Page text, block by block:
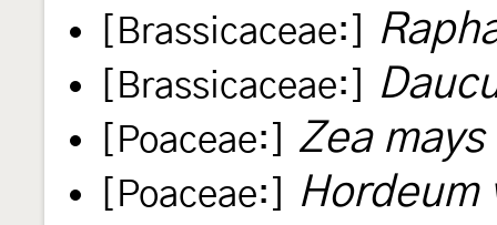
[Brassicaceae:]
[Brassicaceae:]
[Poaceae:] Zea mays
[Poaceae:] Hordeum